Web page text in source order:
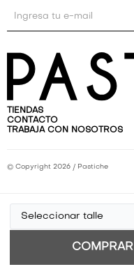
Seleccionar talle
COMPRAR
TIENDAS
CONTACTO
TRABAJA CON NOSOTROS
© Copyright 2026 / Pastiche